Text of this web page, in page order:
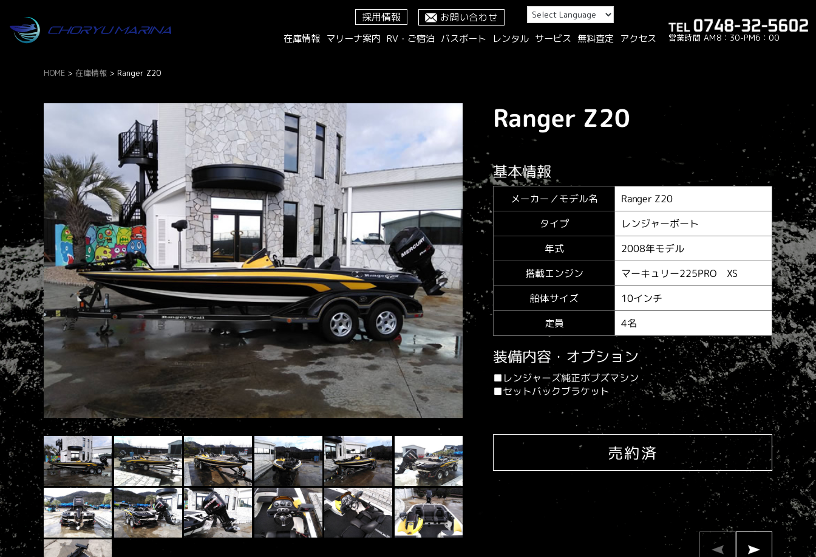
在庫情報 マリーナ案内 RV・ご宿泊 バスボート レンタル サービス 無料査定 アクセス
採用情報 お問い合わせ
営業時間 AM8：30-PM6：00
HOME > 在庫情報 > Ranger Z20
Ranger Z20
基本情報
メーカー／モデル名 Ranger Z20
タイプ レンジャーボート
年式 2008年モデル
搭載エンジン マーキュリー225PRO XS
船体サイズ 10インチ
定員 4名
装備内容・オプション
■レンジャーズ純正ボブズマシン
■セットバックブラケット
売約済